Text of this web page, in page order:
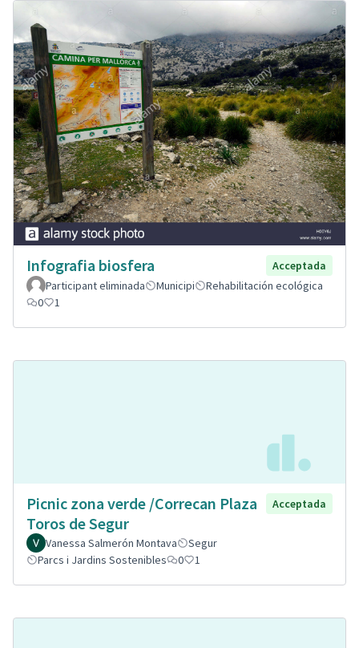
Infografia biosfera
Acceptada
Participant eliminada
Municipi
Rehabilitación ecológica
0
1
Picnic zona verde /Correcan Plaza
Toros de Segur
Acceptada
Vanessa Salmerón Montava
Segur
Parcs i Jardins Sostenibles
0 1